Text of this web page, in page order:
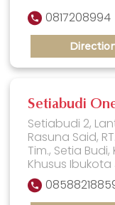
0817208994
Setiabudi
Setiabudi 2,
Rasuna Said,
Tim., Setia
Khusus Ibukota